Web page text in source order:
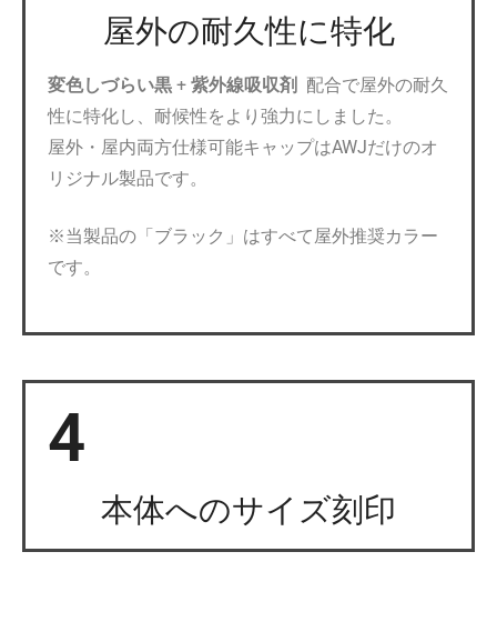
屋外の耐久性に特化
変色しづらい黒 + 紫外線吸収剤 配合で屋外の耐久
性に特化し、耐候性をより強力にしました。
屋外・屋内両方仕様可能キャップはAWJだけのオ
リジナル製品です。
※当製品の「ブラック」はすべて屋外推奨カラー
です。
4
本体へのサイズ刻印